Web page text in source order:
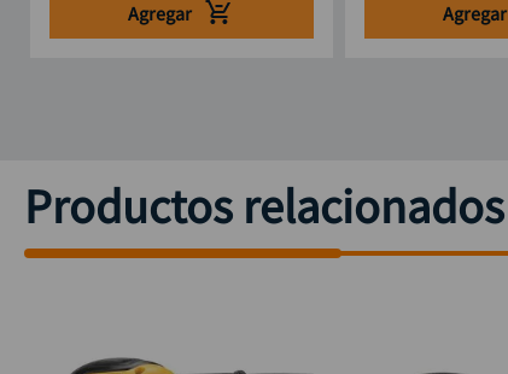
Agregar Agregar
Productos relacionados